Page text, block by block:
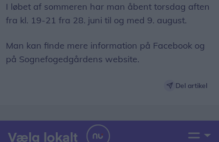
I løbet af sommeren har man åbent torsdag aften
fra kl. 19-21 fra 28. juni til og med 9. august.
Man kan finde mere information på Facebook og
på Sognefogedgårdens website.
Del artikel